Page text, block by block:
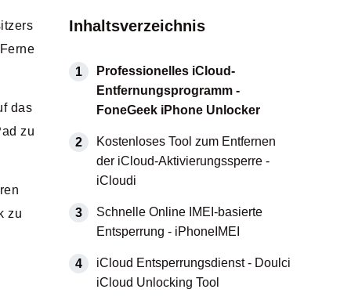
das
zu
zu
Inhaltsverzeichnis
1
Professionelles iCloud-
Entfernungsprogramm -
FoneGeek iPhone Unlocker
2
Kostenloses Tool zum Entfernen
der iCloud-Aktivierungssperre -
iCloudi
3
Schnelle Online IMEI-basierte
Entsperrung - iPhoneIMEI
4
iCloud Entsperrungsdienst - Doulci
iCloud Unlocking Tool